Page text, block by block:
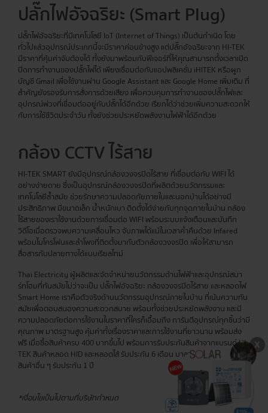
ปลั๊กไฟอัจฉริยะ (Smart Plug)
ปลั๊กไฟอัจฉริยะที่มีเทคโนโลยี IoT (Internet of Things) เป็นต้นกำเนิด โดย
ทั่วไปแล้วอุปกรณ์ประเภทนี้จะมีราคาค่อนข้างสูง แต่ปลั๊กอัจฉริยะจาก HI-TEK
มีราคาที่คุ้มค่าจับต้องได้ ทั้งยังมาพร้อมกับฟีเจอร์ที่ให้คุณสามารถตั้งเวลาเปิด
ปิดการทำงานของปลั๊กไฟได้ เพียงเชื่อมต่อกับแอปพลิเคชั่น iHITEK หรือผูก
บัญชี Gmail เพื่อใช้งานผ่าน Google Assistant และ Google Home เพิ่มเติม ที่
สำคัญยังรองรับการสั่งการด้วยเสียง เพื่อควบคุมการทำงานของปลั๊กไฟและ
อุปกรณ์พ่วงที่เชื่อมต่ออยู่กับปลั๊กได้อีกด้วย เรียกได้ว่าช่วยเพิ่มความสะดวกให้
กับการใช้ชีวิตประจำวัน ทั้งยังช่วยประหยัดพลังงานไฟฟ้าได้อีกด้วย
กล้อง CCTV ไร้สาย
HI-TEK SMART ยังมีอุปกรณ์กล้องวงจรปิดไร้สาย ที่เชื่อมต่อกับ WIFI ได้
อย่างง่ายดาย ซึ่งเป็นอุปกรณ์กล้องวงจรปิดที่ผลิตด้วยนวัตกรรมและ
เทคโนโลยีล้ำสมัย ช่วยรักษาความปลอดภัยภายในและนอกบ้านได้อย่างมี
ประสิทธิภาพ มีขนาดเล็ก น้ำหนักเบา ติดตั้งได้ง่ายกับทุกจุดภายในบ้าน กล้อง
ไร้สายของเราใช้งานด้วยการเชื่อมต่อ WIFI พร้อมระบบแจ้งเตือนและบันทึก
วิดีโอเมื่อตรวจพบความเคลื่อนไหว จับภาพได้แม้ในเวลาค่ำคืนด้วย Infared
พร้อมไมโครโฟนและลำโพงที่ติดตั้งมากับตัวกล้องวงจรปิด เพื่อให้สามารถ
สื่อสารกับปลายทางได้แบบเรียลไทม์
Thai Electricity ผู้ผลิตและจัดจำหน่ายนวัตกรรมด้านไฟฟ้าและอุปกรณ์สมา
ร์ทโฮมที่ทันสมัยไม่ว่าจะเป็น ปลั๊กไฟอัจฉริยะ กล้องวงจรปิดไร้สาย และหลอดไฟ
Smart Home เราคือตัวจริงด้านนวัตกรรมอุปกรณ์ภายในบ้าน ที่เน้นความทัน
สมัยเพื่อตอบสนองความสะดวกสบาย พร้อมทั้งช่วยประหยัดพลังงาน และมี
ความปลอดภัยต่อการใช้งานในราคาที่ใครก็เอื้อมถึง การันตีอุปกรณ์ทุกชิ้นว่ามี
คุณภาพ มาตรฐานสูง คุ้มค่าทั้งเรื่องราคาและการใช้งานที่ยาวนาน พร้อมส่ง
ฟรี เมื่อซื้อสินค้าครบ 400 บาทขึ้นไป พร้อมการรับประกันสินค้าจากแบรนด์ HI-
TEK สินค้าหลอด HID และหลอดไส้ รับประกัน 6 เดือน บาลาสต์รับประกัน 2 ปี
สินค้าอื่น ๆ รับประกัน 1 ปี
*เงื่อนไขเป็นไปตามที่บริษัทกำหนด